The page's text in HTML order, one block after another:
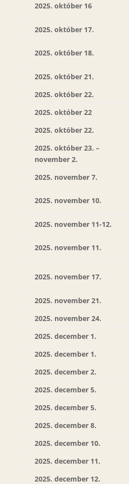
2025. október 16
2025. október 17.
2025. október 18.
2025. október 21.
2025. október 22.
2025. október 22
2025. október 22.
2025. október 23. –
november 2.
2025. november 7.
2025. november 10.
2025. november 11-12.
2025. november 11.
2025. november 17.
2025. november 21.
2025. november 24.
2025. december 1.
2025. december 1.
2025. december 2.
2025. december 5.
2025. december 5.
2025. december 8.
2025. december 10.
2025. december 11.
2025. december 12.